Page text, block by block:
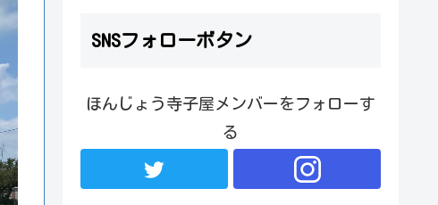
SNSフォローボタン
ほんじょう寺子屋メンバーをフォローす
る